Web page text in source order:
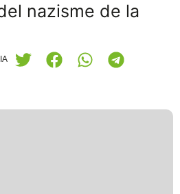
nazisme de la